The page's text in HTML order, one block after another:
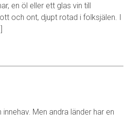
en öl eller ett glas vin till
och ont, djupt rotad i folksjälen. I
Men andra länder har en